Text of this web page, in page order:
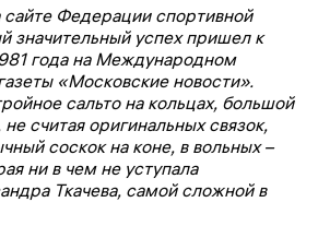
сайте Федерации спортивной
значительный успех пришел к
года на Международном
«Московские новости».
сальто на кольцах, большой
считая оригинальных связок,
соскок на коне, в вольных –
ни в чем не уступала
Ткачева, самой сложной в